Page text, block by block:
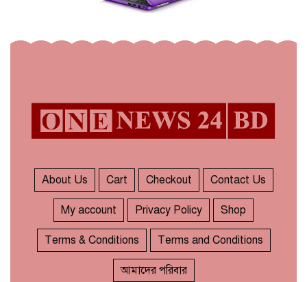
About Us Cart Checkout Contact Us
My account Privacy Policy Shop
Terms & Conditions Terms and Conditions
আমাদের পরিবার